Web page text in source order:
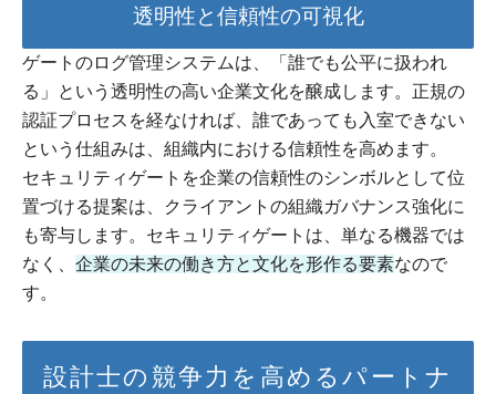
透明性と信頼性の可視化
ゲートのログ管理システムは、「誰でも公平に扱われ
る」という透明性の高い企業文化を醸成します。正規の
認証プロセスを経なければ、誰であっても入室できない
という仕組みは、組織内における信頼性を高めます。
セキュリティゲートを企業の信頼性のシンボルとして位
置づける提案は、クライアントの組織ガバナンス強化に
も寄与します。セキュリティゲートは、単なる機器では
なく、 企業の未来の働き方と文化を形作る要素なので
す。
設計士の競争力を高めるパートナ